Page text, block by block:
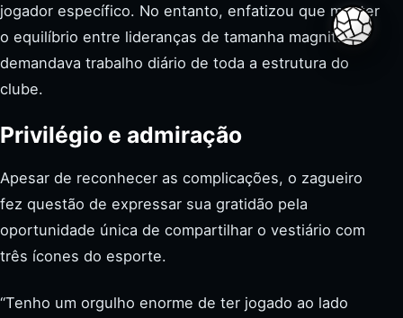
jogador específico. No entanto, enfatizou que manter
o equilíbrio entre lideranças de tamanha magnitude
demandava trabalho diário de toda a estrutura do
clube.
Privilégio e admiração
Apesar de reconhecer as complicações, o zagueiro
fez questão de expressar sua gratidão pela
oportunidade única de compartilhar o vestiário com
três ícones do esporte.
“Tenho um orgulho enorme de ter jogado ao lado